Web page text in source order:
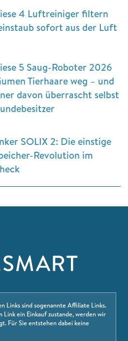
4 Luftreiniger filtern
sofort aus der Luft
5 Saug-Roboter 2026
Tierhaare weg – und
davon überrascht selbst
SOLIX 2: Die einstige
Revolution im
Links sind sogenannte Affiliate Links.
Link ein Einkauf zustande, werden wir
Für Sie entstehen dabei keine